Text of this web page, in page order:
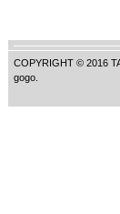
COPYRIGHT © 2016
gogo.